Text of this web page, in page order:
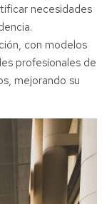
necesidades
con modelos
profesionales de
mejorando su